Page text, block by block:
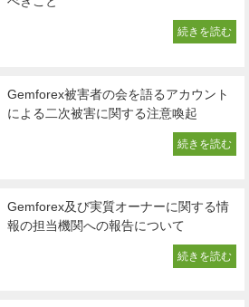
続きを読む
Gemforex被害者の会を語るアカウント
による二次被害に関する注意喚起
続きを読む
Gemforex及び実質オーナーに関する情
報の担当機関への報告について
続きを読む